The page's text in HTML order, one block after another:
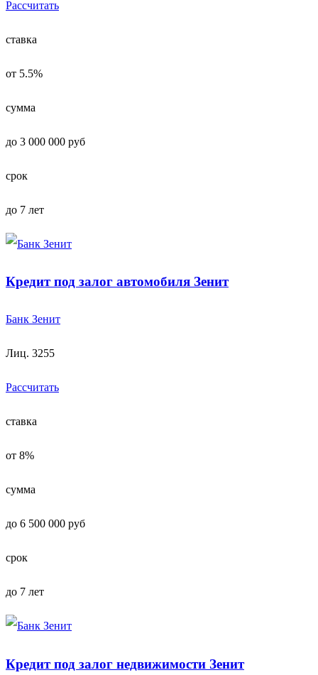
Рассчитать
ставка
от 5.5%
сумма
до 3 000 000 руб
срок
до 7 лет
Кредит под залог автомобиля Зенит
Банк Зенит
Лиц. 3255
Рассчитать
ставка
от 8%
сумма
до 6 500 000 руб
срок
до 7 лет
Кредит под залог недвижимости Зенит